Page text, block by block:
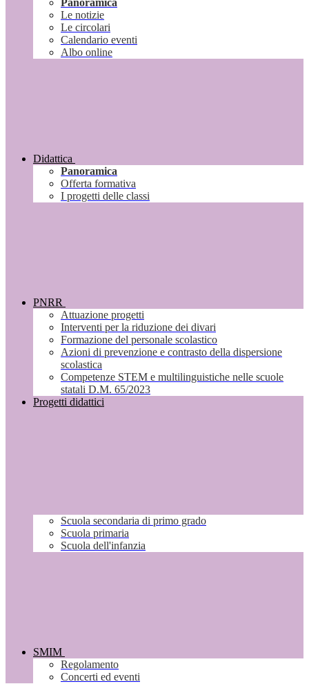
Panoramica
Le notizie
Le circolari
Calendario eventi
Albo online
Didattica
Panoramica
Offerta formativa
I progetti delle classi
PNRR
Attuazione progetti
Interventi per la riduzione dei divari
Formazione del personale scolastico
Azioni di prevenzione e contrasto della dispersione
scolastica
Competenze STEM e multilinguistiche nelle scuole
statali D.M. 65/2023
Progetti didattici
Scuola secondaria di primo grado
Scuola primaria
Scuola dell'infanzia
SMIM
Regolamento
Concerti ed eventi